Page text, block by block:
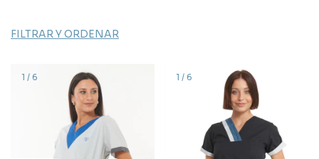
FILTRAR Y ORDENAR
1 / 6 1 / 6